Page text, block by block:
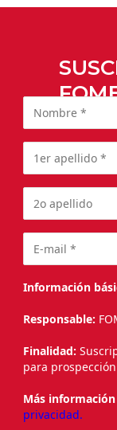
Información
Responsable:
Finalidad:
para
Más
privacidad.